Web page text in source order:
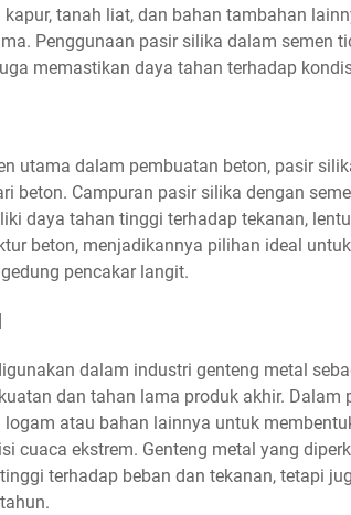
tanah liat, dan bahan tambahan
Penggunaan pasir silika dalam semen
memastikan daya tahan terhadap
utama dalam pembuatan beton, pasir
beton. Campuran pasir silika dengan
daya tahan tinggi terhadap tekanan,
beton, menjadikannya pilihan ideal
pencakar langit.
dalam industri genteng metal
dan tahan lama produk akhir. Dalam
atau bahan lainnya untuk
cuaca ekstrem. Genteng metal yang
terhadap beban dan tekanan, tetapi